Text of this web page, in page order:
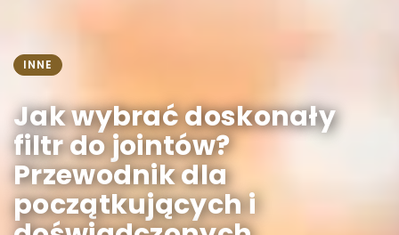
INNE
Jak wybrać doskonały
filtr do jointów?
Przewodnik dla
początkujących i